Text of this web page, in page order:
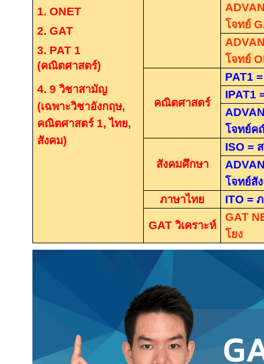
1. ONET
2. GAT
3. PAT 1
(คณิตศาสตร์)
4. 9วิชาสามัญ
(เฉพาะวิชาอังกฤษ,
คณิตศาสตร์ 1,ไทย,
สังคม)
โจทย์
โจทย์
คณิตศาสตร์
PAT1
IPAT1
โจทย์
สังคมศึกษา
ISO =
โจทย์สั
ภาษาไทย
ITO =
GATวิเคราะห์
GAT
โยง